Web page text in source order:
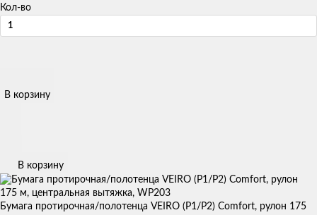
Кол-во
В корзину
В корзину
Бумага протирочная/полотенца VEIRO (P1/P2) Comfort, рулон 175